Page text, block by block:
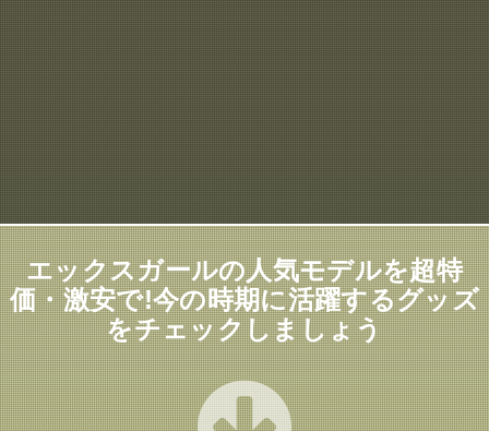
エックスガールの人気モデルを超特
価・激安で!今の時期に活躍するグッズ
をチェックしましょう